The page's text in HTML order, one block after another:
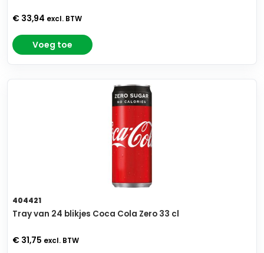
€ 33,94 excl. BTW
Voeg toe
404421
Tray van 24 blikjes Coca Cola Zero 33 cl
€ 31,75 excl. BTW